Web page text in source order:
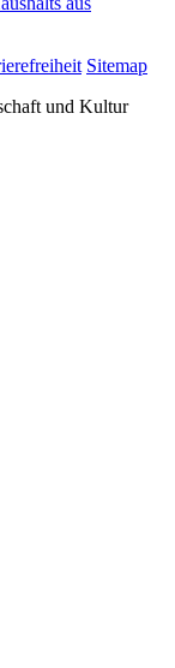
Sitemap
und Kultur